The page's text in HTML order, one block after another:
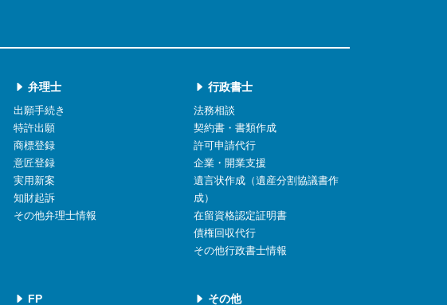
弁理士
出願手続き
特許出願
商標登録
意匠登録
実用新案
知財起訴
その他弁理士情報
行政書士
法務相談
契約書・書類作成
許可申請代行
企業・開業支援
遺言状作成（遺産分割協議書作
成）
在留資格認定証明書
債権回収代行
その他行政書士情報
FP その他